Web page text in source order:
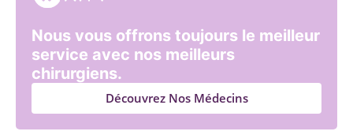
Nous vous offrons toujours le meilleur
service avec nos meilleurs
chirurgiens.
Découvrez Nos Médecins